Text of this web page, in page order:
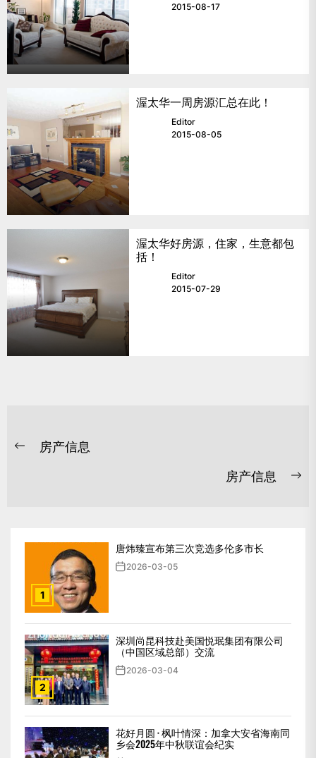
2015-08-17
渥太华一周房源汇总在此！
Editor
2015-08-05
渥太华好房源，住家，生意都包
括！
Editor
2015-07-29
文
Previous
房产信息
房产信息
1
唐炜臻宣布第三次竞选多伦多市长
2026-03-05
2
深圳尚昆科技赴美国悦珉集团有限公司
（中国区域总部）交流
2026-03-04
花好月圆 · 枫叶情深：加拿大安省海南同
乡会2025年中秋联谊会纪实